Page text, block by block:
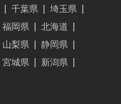
千葉県 埼玉県
福岡県 北海道
山梨県 静岡県
宮城県 新潟県